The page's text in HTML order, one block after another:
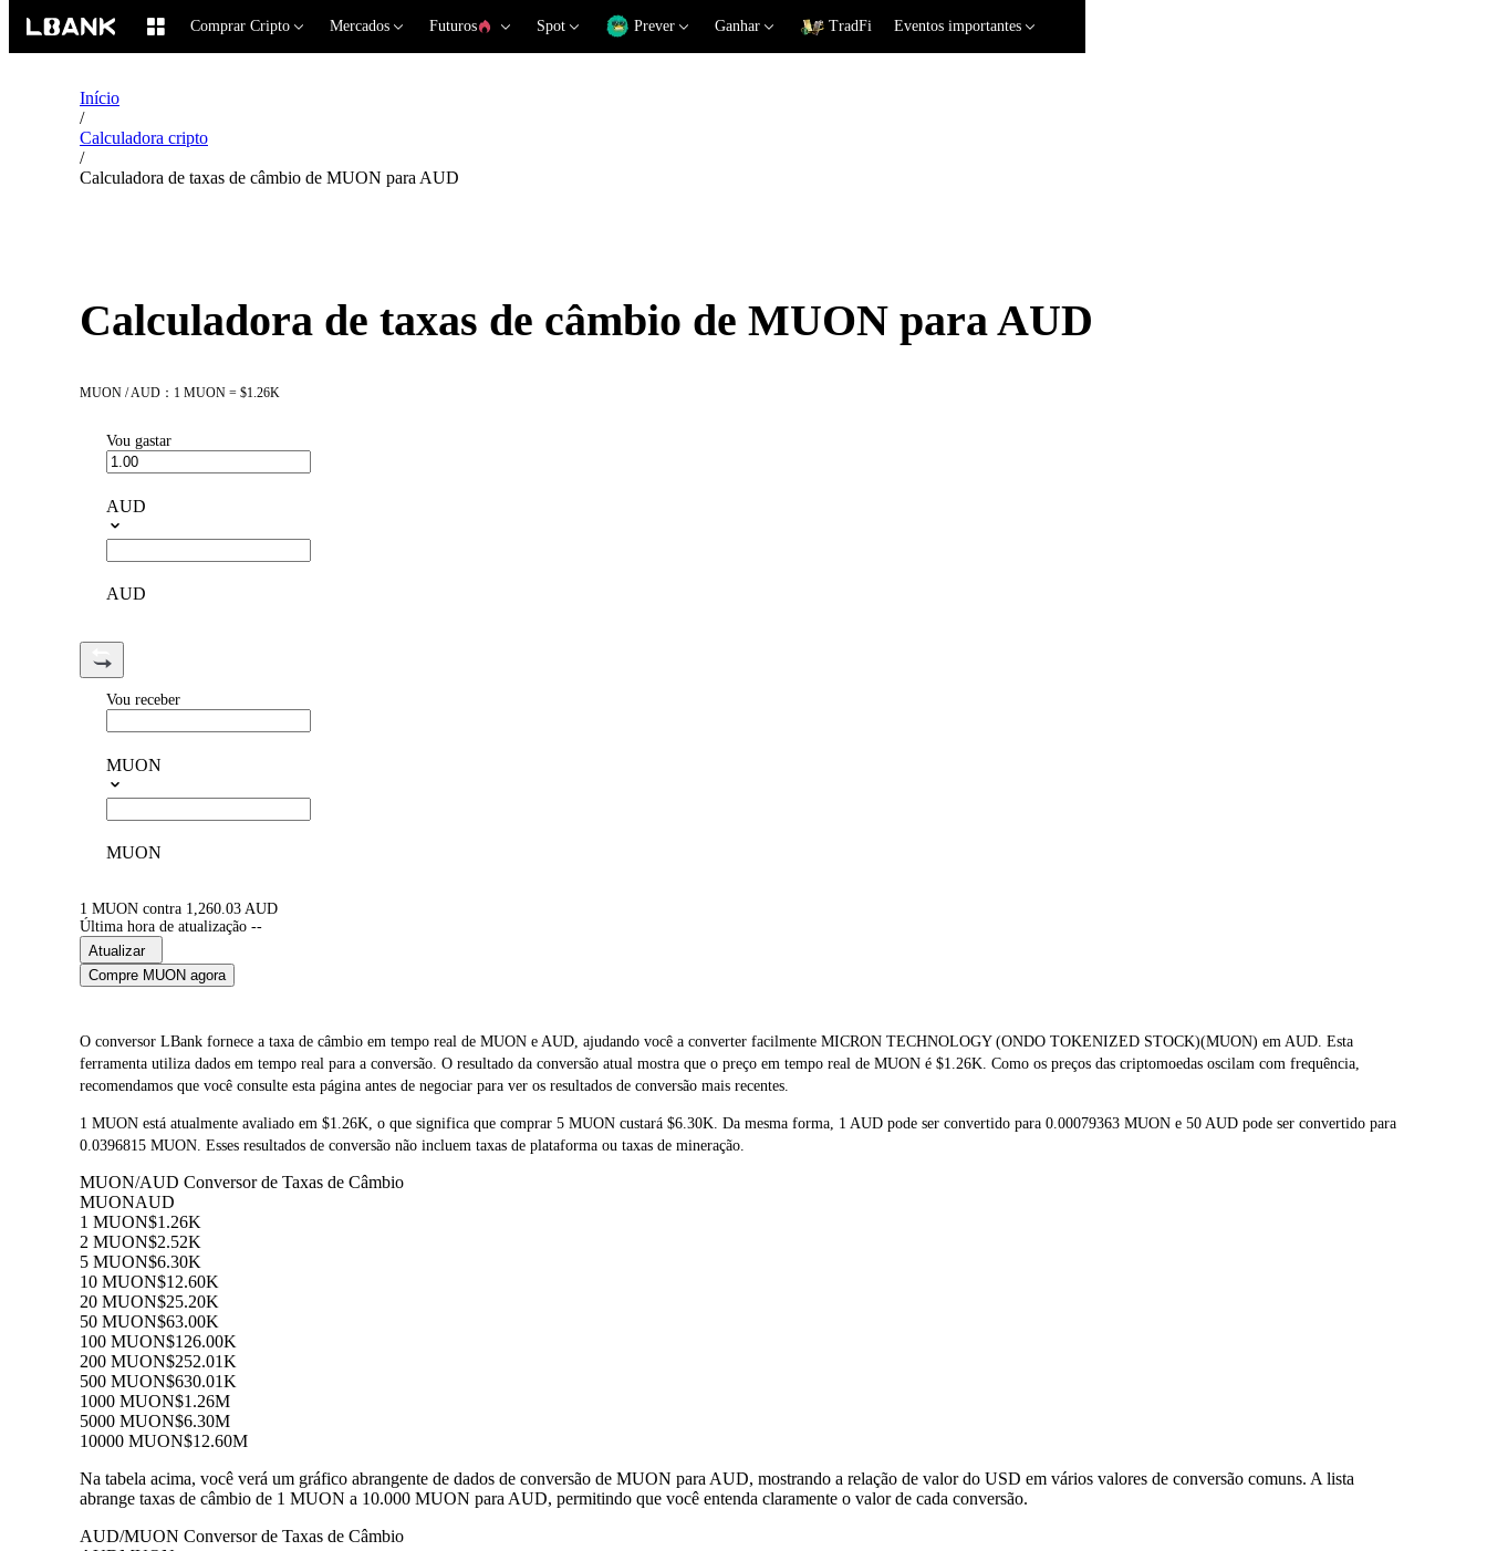
Comprar Cripto Mercados Futuros Spot Prever Ganhar TradFi Eventos importantes
Início
/
Calculadora cripto
/
Calculadora de taxas de câmbio de MUON para AUD
Calculadora de taxas de câmbio de MUON para AUD
MUON / AUD：1 MUON = $1.26K
Vou gastar
AUD
AUD
Vou receber
MUON
MUON
1 MUON contra 1,260.03 AUD
Última hora de atualização --
Atualizar
Compre MUON agora
O conversor LBank fornece a taxa de câmbio em tempo real de MUON e AUD, ajudando você a converter facilmente MICRON TECHNOLOGY (ONDO TOKENIZED STOCK)(MUON) em AUD. Esta
ferramenta utiliza dados em tempo real para a conversão. O resultado da conversão atual mostra que o preço em tempo real de MUON é $1.26K. Como os preços das criptomoedas oscilam com frequência,
recomendamos que você consulte esta página antes de negociar para ver os resultados de conversão mais recentes.
1 MUON está atualmente avaliado em $1.26K, o que significa que comprar 5 MUON custará $6.30K. Da mesma forma, 1 AUD pode ser convertido para 0.00079363 MUON e 50 AUD pode ser convertido para
0.0396815 MUON. Esses resultados de conversão não incluem taxas de plataforma ou taxas de mineração.
MUON/AUD Conversor de Taxas de Câmbio
MUONAUD
1 MUON$1.26K
2 MUON$2.52K
5 MUON$6.30K
10 MUON$12.60K
20 MUON$25.20K
50 MUON$63.00K
100 MUON$126.00K
200 MUON$252.01K
500 MUON$630.01K
1000 MUON$1.26M
5000 MUON$6.30M
10000 MUON$12.60M
Na tabela acima, você verá um gráfico abrangente de dados de conversão de MUON para AUD, mostrando a relação de valor do USD em vários valores de conversão comuns. A lista
abrange taxas de câmbio de 1 MUON a 10.000 MUON para AUD, permitindo que você entenda claramente o valor de cada conversão.
AUD/MUON Conversor de Taxas de Câmbio